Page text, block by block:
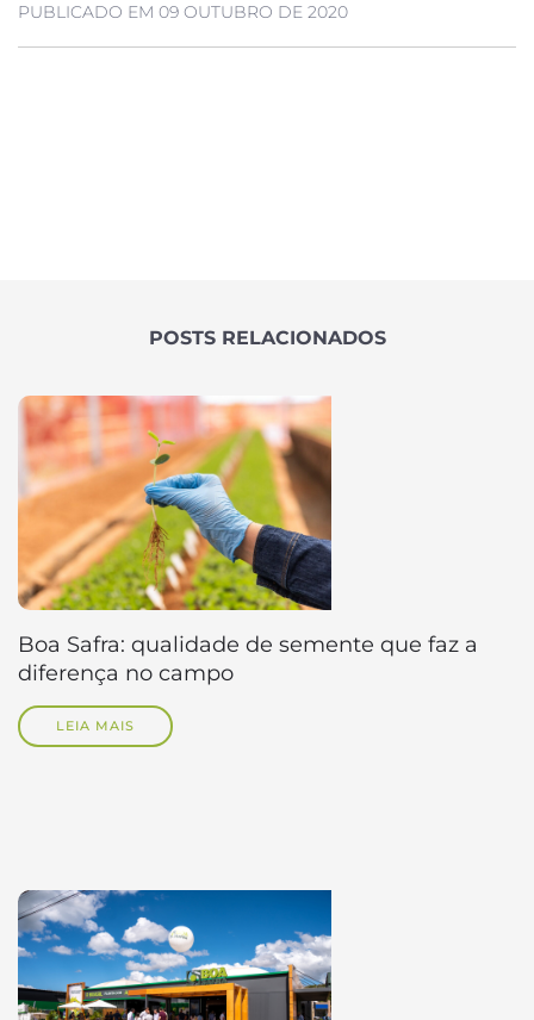
PUBLICADO EM 09 OUTUBRO DE 2020
POSTS RELACIONADOS
Boa Safra: qualidade de semente que faz a
diferença no campo
LEIA MAIS